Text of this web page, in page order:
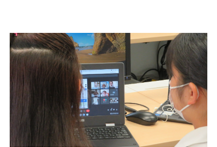
INFORMATION
総合案内
ニュース・トピックス一覧
お問い合わせ
キャンパスマップ
アクセスマップ